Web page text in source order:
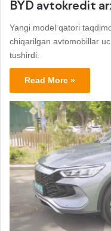
BYD avtokredit
Yangi model qatori
chiqarilgan avtomobillar
tushirdi.
Read More »